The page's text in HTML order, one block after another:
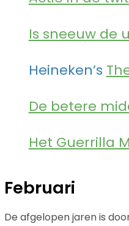
Is sneeuw de
Heineken’s
De betere
Het Guerrilla
Februari
De afgelopen jaren is